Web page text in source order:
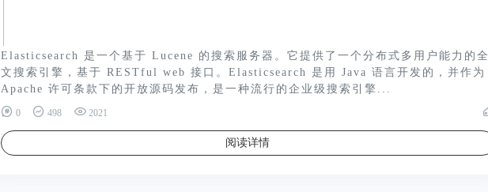
Elasticsearch 是一个基于 Lucene 的搜索服务器。它提供了一个分布式多用户能力的全
文搜索引擎，基于 RESTful web 接口。Elasticsearch 是用 Java 语言开发的，并作为
Apache 许可条款下的开放源码发布，是一种流行的企业级搜索引擎...
0 498 2021
阅读详情